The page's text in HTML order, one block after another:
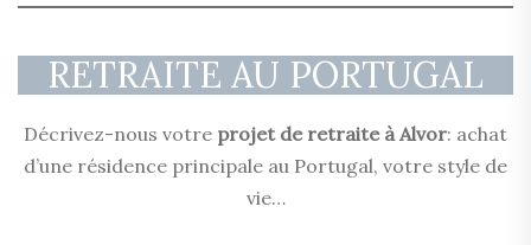
RETRAITE AU PORTUGAL
Décrivez-nous votre projet de retraite à Alvor: achat
d’une résidence principale au Portugal, votre style de
vie…